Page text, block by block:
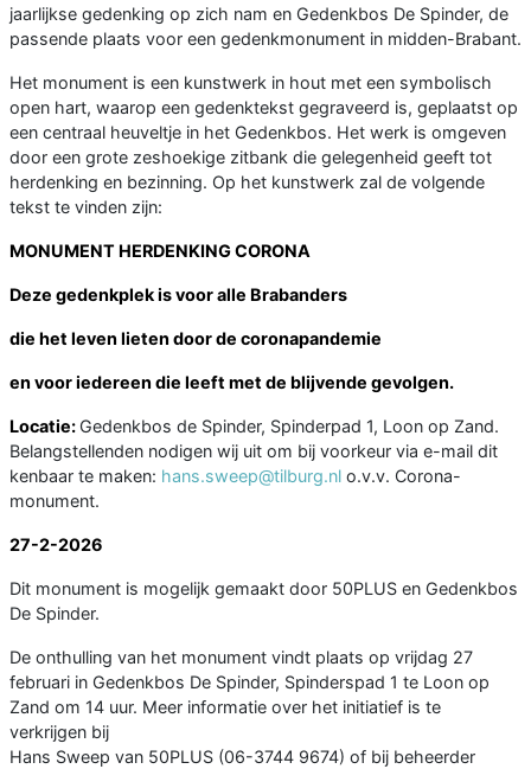
jaarlijkse gedenking op zich nam en Gedenkbos De Spinder, de
passende plaats voor een gedenkmonument in midden-Brabant.
Het monument is een kunstwerk in hout met een symbolisch
open hart, waarop een gedenktekst gegraveerd is, geplaatst op
een centraal heuveltje in het Gedenkbos. Het werk is omgeven
door een grote zeshoekige zitbank die gelegenheid geeft tot
herdenking en bezinning. Op het kunstwerk zal de volgende
tekst te vinden zijn:
MONUMENT HERDENKING CORONA
Deze gedenkplek is voor alle Brabanders
die het leven lieten door de coronapandemie
en voor iedereen die leeft met de blijvende gevolgen.
Locatie:Gedenkbos de Spinder, Spinderpad 1, Loon op Zand.
Belangstellenden nodigen wij uit om bij voorkeur via e-mail dit
kenbaar te maken: hans.sweep@tilburg.nl o.v.v. Corona-
monument.
27-2-2026
Dit monument is mogelijk gemaakt door 50PLUS en Gedenkbos
De Spinder.
De onthulling van het monument vindt plaats op vrijdag 27
februari in Gedenkbos De Spinder, Spinderspad 1 te Loon op
Zand om 14 uur. Meer informatie over het initiatief is te
verkrijgen bij
Hans Sweep van 50PLUS (06-3744 9674) of bij beheerder